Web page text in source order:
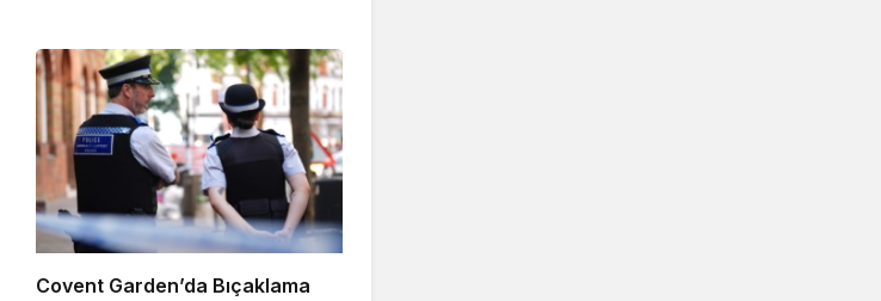
Covent Garden’da Bıçaklama